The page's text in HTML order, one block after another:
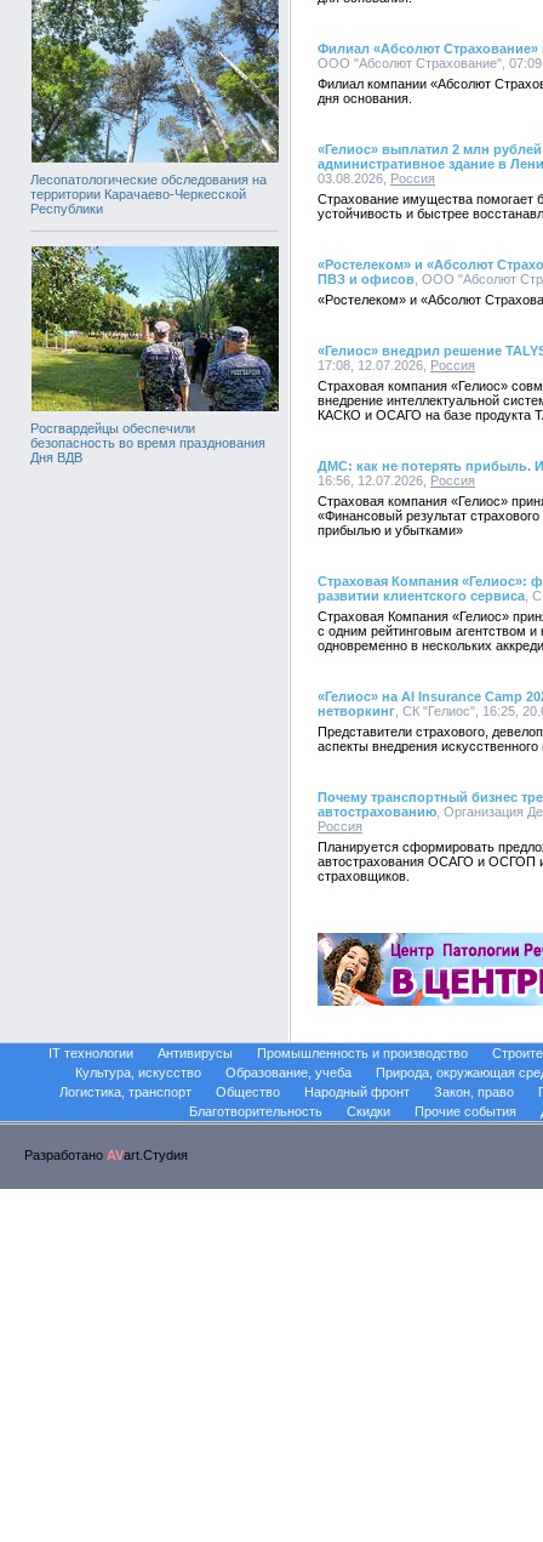
Лесопатологические обследования на
территории Карачаево-Черкесской
Республики
Росгвардейцы обеспечили
безопасность во время празднования
Дня ВДВ
Филиал «Абсолют Страхование»
ООО "Абсолют Страхование",
Филиал компании «Абсолют
дня основания.
«Гелиос» выплатил 2 млн
административное здание в
03.08.2026, Россия
Страхование имущества помогает
устойчивость и быстрее
«Ростелеком» и «Абсолют
ПВЗ и офисов , ООО "Абсолют
«Ростелеком» и «Абсолют
«Гелиос» внедрил решение
17:08, 12.07.2026, Россия
Страховая компания «Гелиос»
внедрение интеллектуальной
КАСКО и ОСАГО на базе продукта
ДМС: как не потерять прибыль.
16:56, 12.07.2026, Россия
Страховая компания «Гелиос»
«Финансовый результат
прибылью и убытками»
Страховая Компания «Гелиос»:
развитии клиентского сервиса ,
Страховая Компания «Гелиос»
с одним рейтинговым агентством и
одновременно в нескольких
«Гелиос» на AI Insurance Camp
нетворкинг , СК "Гелиос", 16:25,
Представители страхового,
аспекты внедрения
Почему транспортный бизнес
автострахованию , Организация
Россия
Планируется сформировать
автострахования ОСАГО и ОСГОП и
страховщиков.
IT технологии Антивирусы Промышленность и производство
Культура, искусство
Образование, учеба
Природа, окружающая
Логистика, транспорт
Общество Народный фронт Закон, право
Благотворительность
Скидки Прочие события
Разработано AVart.Стуdия